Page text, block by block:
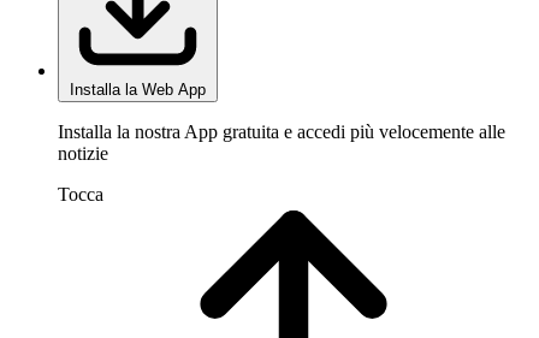
Installa la Web App
Installa la nostra App gratuita e accedi più velocemente alle
notizie
Tocca